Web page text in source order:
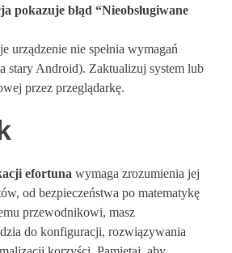
pokazuje błąd “Nieobsługiwane
urządzenie nie spełnia wymagań
stary Android). Zaktualizuj system lub
przez przeglądarkę.
efortuna wymaga zrozumienia jej
od bezpieczeństwa po matematykę
przewodnikowi, masz
do konfiguracji, rozwiązywania